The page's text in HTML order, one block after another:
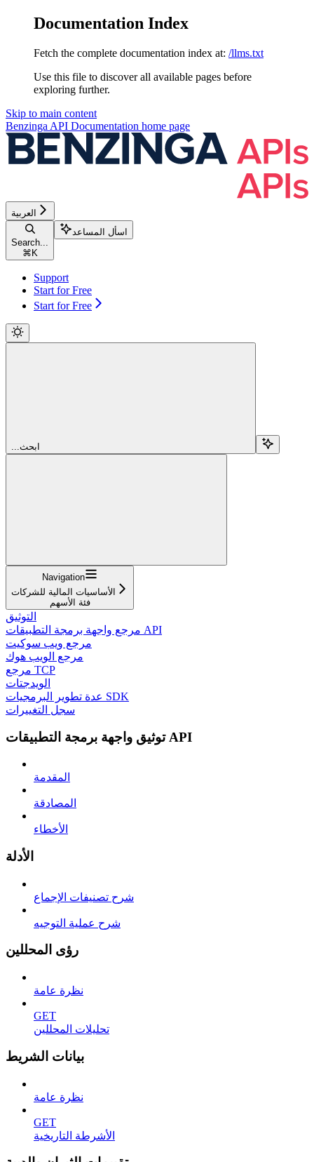
Documentation Index
Fetch the complete documentation index at: /llms.txt
Use this file to discover all available pages before
exploring further.
Skip to main content
Benzinga API Documentation home page
العربية
Search...
⌘ K
اسأل المساعد
Support
Start for Free
Start for Free
...ابحث
Navigation
الأساسيات المالية للشركات
فئة الأسهم
التوثيق
مرجع واجهة برمجة التطبيقات API
مرجع ويب سوكيت
مرجع الويب هوك
مرجع TCP
الويدجتات
عدة تطوير البرمجيات SDK
سجل التغييرات
توثيق واجهة برمجة التطبيقات API
المقدمة
المصادقة
الأخطاء
الأدلة
شرح تصنيفات الإجماع
شرح عملية التوجيه
رؤى المحللين
نظرة عامة
GET
تحليلات المحللين
بيانات الشريط
نظرة عامة
GET
الأشرطة التاريخية